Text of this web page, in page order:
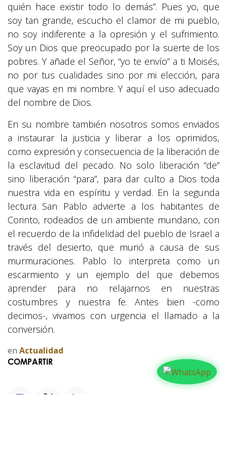
quién hace existir todo lo demás”. Pues yo, que
soy tan grande, escucho el clamor de mi pueblo,
no soy indiferente a la opresión y el sufrimiento.
Soy un Dios que preocupado por la suerte de los
pobres. Y añade el Señor, “yo te envío” a ti Moisés,
no por tus cualidades sino por mi elección, para
que vayas en mi nombre. Y aquí el uso adecuado
del nombre de Dios.
En su nombre también nosotros somos enviados
a instaurar la justicia y liberar a los oprimidos,
como expresión y consecuencia de la liberación de
la esclavitud del pecado. No solo liberación “de”
sino liberación “para”, para dar culto a Dios toda
nuestra vida en espíritu y verdad. En la segunda
lectura San Pablo advierte a los habitantes de
Corinto, rodeados de un ambiente mundano, con
el recuerdo de la infidelidad del pueblo de Israel a
través del desierto, que murió a causa de sus
murmuraciones. Pablo lo interpreta como un
escarmiento y un ejemplo del que debemos
aprender para no relajarnos en nuestras
costumbres y nuestra fe. Antes bien -como
decimos-, vivamos con urgencia el llamado a la
conversión.
en Actualidad
COMPARTIR